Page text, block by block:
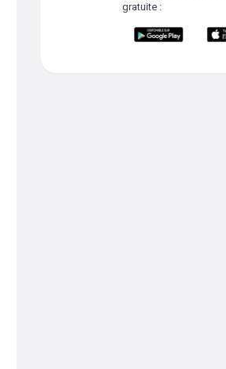
gratuite :